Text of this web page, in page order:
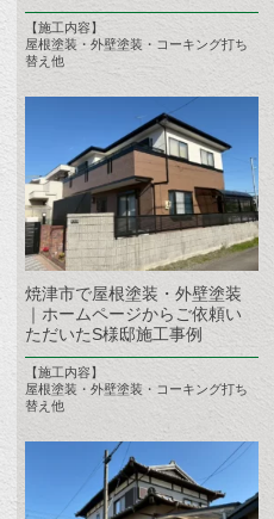
【施工内容】
屋根塗装・外壁塗装・コーキング打ち
替え他
焼津市で屋根塗装・外壁塗装
｜ホームページからご依頼い
ただいたS様邸施工事例
【施工内容】
屋根塗装・外壁塗装・コーキング打ち
替え他